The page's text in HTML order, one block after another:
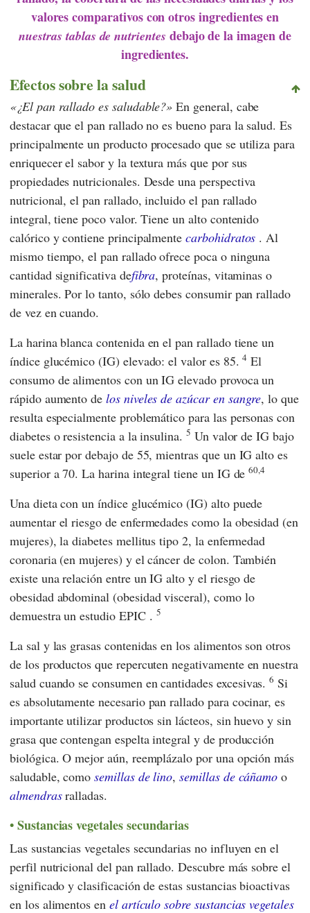
valores comparativos con otros ingredientes en
nuestras tablas de nutrientes debajo de la imagen de
ingredientes.
Efectos sobre la salud
¿El pan rallado es saludable? En general, cabe
destacar que el pan rallado no es bueno para la salud. Es
principalmente un producto procesado que se utiliza para
enriquecer el sabor y la textura más que por sus
propiedades nutricionales. Desde una perspectiva
nutricional, el pan rallado, incluido el pan rallado
integral, tiene poco valor. Tiene un alto contenido
calórico y contiene principalmentecarbohidratos . Al
mismo tiempo, el pan rallado ofrece poca o ninguna
cantidad significativa defibra, proteínas, vitaminas o
minerales. Por lo tanto, sólo debes consumir pan rallado
de vez en cuando.
La harina blanca contenida en el pan rallado tiene un
índice glucémico (IG) elevado: el valor es 85.4 El
consumo de alimentos con un IG elevado provoca un
rápido aumento delos niveles de azúcar en sangre, lo que
resulta especialmente problemático para las personas con
diabetes o resistencia a la insulina. 5 Un valor de IG bajo
suele estar por debajo de 55, mientras que un IG alto es
superior a 70. La harina integral tiene un IG de60,4
Una dieta con un índice glucémico (IG) alto puede
aumentar el riesgo de enfermedades como la obesidad (en
mujeres), la diabetes mellitus tipo 2, la enfermedad
coronaria (en mujeres) y el cáncer de colon. También
existe una relación entre un IG alto y el riesgo de
obesidad abdominal (obesidad visceral), como lo
demuestra un estudio EPIC. 5
La sal y las grasas contenidas en los alimentos son otros
de los productos que repercuten negativamente en nuestra
salud cuando se consumen en cantidades excesivas.6 Si
es absolutamente necesario pan rallado para cocinar, es
importante utilizar productos sin lácteos, sin huevo y sin
grasa que contengan espelta integral y de producción
biológica. O mejor aún, reemplázalo por una opción más
saludable, comosemillas de lino,semillas de cáñamo o
almendrasralladas.
Sustancias vegetales secundarias
Las sustancias vegetales secundarias no influyen en el
perfil nutricional del pan rallado. Descubre más sobre el
significado y clasificación de estas sustancias bioactivas
en los alimentos en el artículo sobre sustancias vegetales